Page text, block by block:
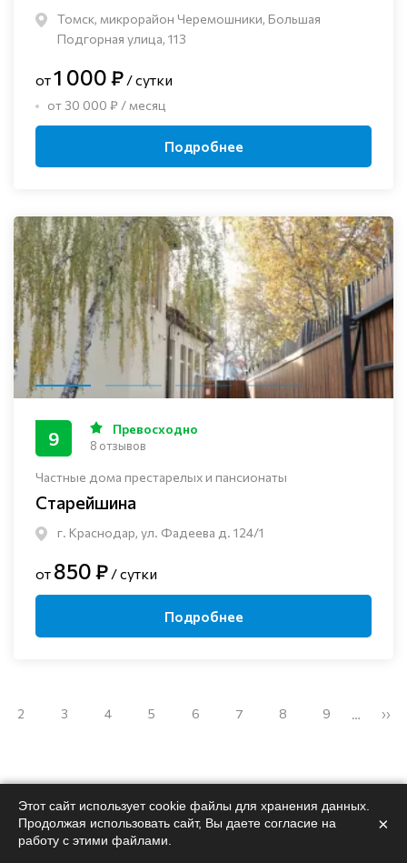
Томск, микрорайон Черемошники, Большая
Подгорная улица, 113
от1 000 ₽ / сутки
от 30 000 ₽ / месяц
Подробнее
Частные дома престарелых и пансионаты
Старейшина
г. Краснодар, ул. Фадеева д. 124/1
9 Превосходно
8 отзывов
от 850 ₽ / сутки
Подробнее
2 3 4 5 6 7 8 9 … ››
Поможемподобрать
Этот сайт использует cookie файлы для хранения данных.
Продолжая использовать сайт, Вы даете согласие на
работу с этими файлами.
×